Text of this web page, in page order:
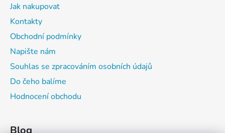
Jak nakupovat
Kontakty
Obchodní podmínky
Napište nám
Souhlas se zpracováním osobních údajů
Do čeho balíme
Hodnocení obchodu
Blog